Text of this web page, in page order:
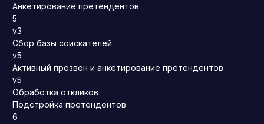
Анкетирование претендентов
5
v3
Сбор базы соискателей
v5
Активный прозвон и анкетирование претендентов
v5
Обработка откликов
Подстройка претендентов
6